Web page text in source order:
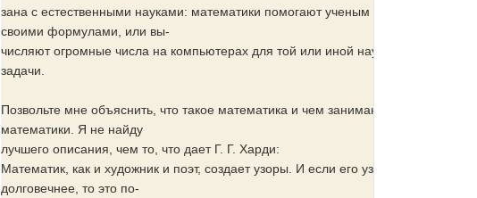
зана с естественными науками: математики помогают ученым
своими формулами, или вы-
числяют огромные числа на компьютерах для той или иной научной
задачи.
Позвольте мне объяснить, что такое математика и чем занимаются
математики. Я не найду
лучшего описания, чем то, что дает Г. Г. Харди:
Математик, как и художник и поэт, создает узоры. И если его узоры
долговечнее, то это по-